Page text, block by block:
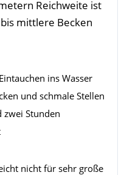
Reichweite ist
mittlere Becken
ins Wasser
und schmale Stellen
zwei Stunden
nicht für sehr große